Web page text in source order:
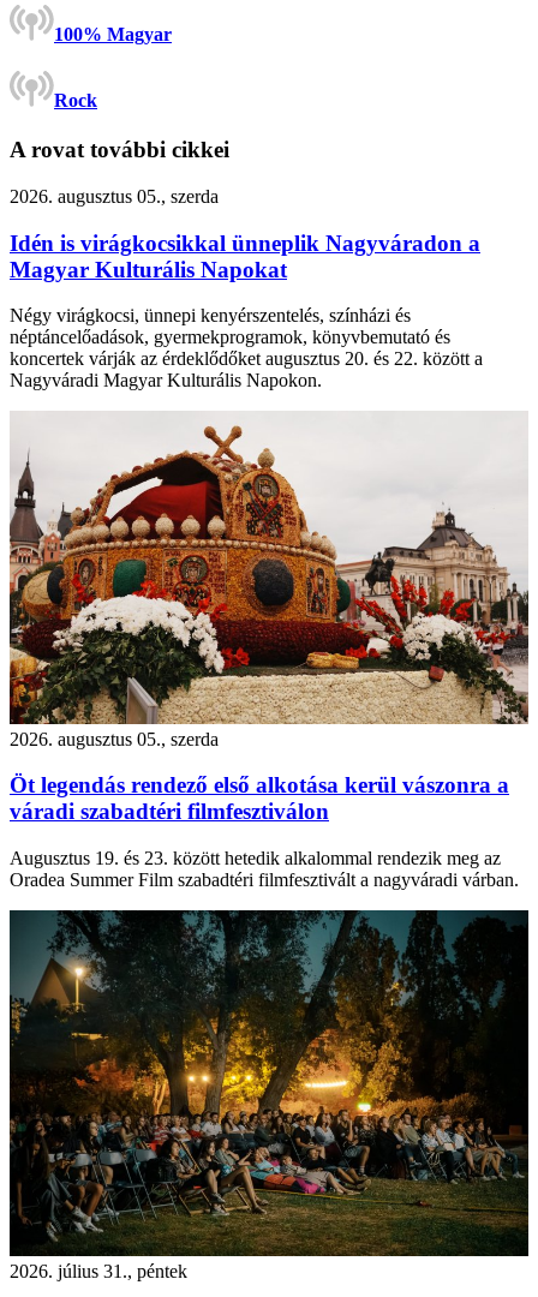
100% Magyar
Rock
A rovat további cikkei
2026. augusztus 05., szerda
Idén is virágkocsikkal ünneplik Nagyváradon a
Magyar Kulturális Napokat
Négy virágkocsi, ünnepi kenyérszentelés, színházi és
néptáncelőadások, gyermekprogramok, könyvbemutató és
koncertek várják az érdeklődőket augusztus 20. és 22. között a
Nagyváradi Magyar Kulturális Napokon.
2026. augusztus 05., szerda
Öt legendás rendező első alkotása kerül vászonra a
váradi szabadtéri filmfesztiválon
Augusztus 19. és 23. között hetedik alkalommal rendezik meg az
Oradea Summer Film szabadtéri filmfesztivált a nagyváradi várban.
2026. július 31., péntek